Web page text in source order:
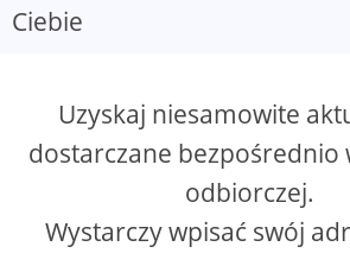
Ciebie
Uzyskaj niesamowite
dostarczane bezpośrednio
odbiorczej.
Wystarczy wpisać swój